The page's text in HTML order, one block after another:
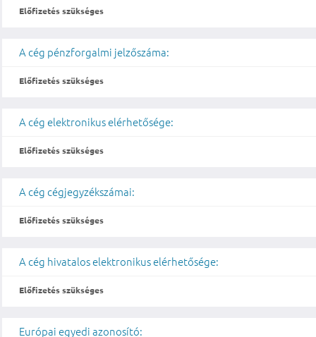
Előfizetés szükséges
A cég pénzforgalmi jelzőszáma:
Előfizetés szükséges
A cég elektronikus elérhetősége:
Előfizetés szükséges
A cég cégjegyzékszámai:
Előfizetés szükséges
A cég hivatalos elektronikus elérhetősége:
Előfizetés szükséges
Európai egyedi azonosító: